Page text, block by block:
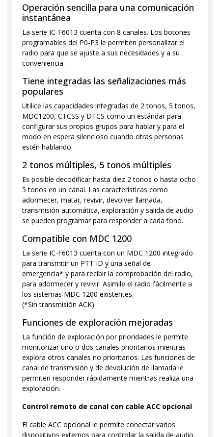
Operación sencilla para una comunicación
instantánea
La serie IC-F6013 cuenta con 8 canales. Los botones
programables del P0-P3 le permiten personalizar el
radio para que se ajuste a sus necesidades y a su
conveniencia.
Tiene integradas las señalizaciones más
populares
Utilice las capacidades integradas de 2 tonos, 5 tonos,
MDC1200, CTCSS y DTCS como un estándar para
configurar sus propios grupos para hablar y para el
modo en espera silencioso cuando otras personas
estén hablando.
2 tonos múltiples, 5 tonos múltiples
Es posible decodificar hasta diez 2 tonos o hasta ocho
5 tonos en un canal. Las características como
adormecer, matar, revivir, devolver llamada,
transmisión automática, exploración y salida de audio
se pueden programar para responder a cada tono.
Compatible con MDC 1200
La serie IC-F6013 cuenta con un MDC 1200 integrado
para transmitir un PTT ID y una señal de
emergencia* y para recibir la comprobación del radio,
para adormecer y revivir. Asimile el radio fácilmente a
los sistemas MDC 1200 existentes.
(*Sin transmisión ACK)
Funciones de exploración mejoradas
La función de exploración por prioridades le permite
monitorizar uno o dos canales prioritarios mientras
explora otros canales no prioritarios. Las funciones de
canal de transmisión y de devolución de llamada le
permiten responder rápidamente mientras realiza una
exploración.
Control remoto de canal con cable ACC opcional
El cable ACC opcional le permite conectar varios
dispositivos externos para controlar la salida de audio,